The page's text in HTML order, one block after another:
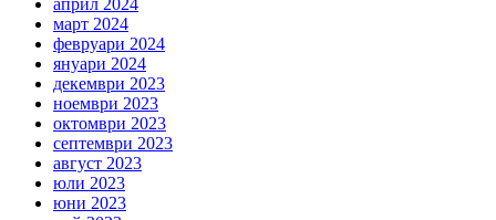
март 2024
февруари 2024
януари 2024
декември 2023
ноември 2023
октомври 2023
септември 2023
август 2023
юли 2023
юни 2023